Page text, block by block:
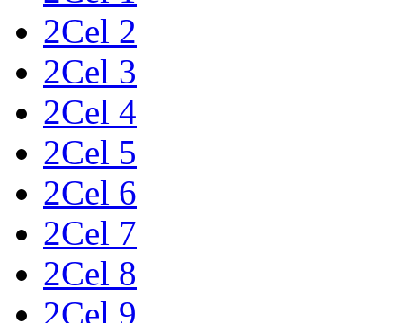
2Cel 2
2Cel 3
2Cel 4
2Cel 5
2Cel 6
2Cel 7
2Cel 8
2Cel 9